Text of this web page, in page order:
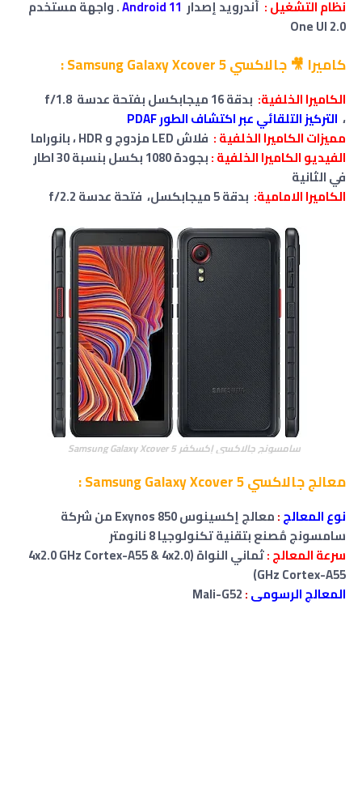
نظام التشغيل : أندرويد إصدار Android 11. واجهة مستخدم
One UI 2.0
كاميرا 🎥 جالاكسي Samsung Galaxy Xcover 5 :
الكاميرا الخلفية:
بدقة 16 ميجابكسل بفتحة عدسة f/1.8
، التركيز التلقائي عبر اكتشاف الطور PDAF
مميزات الكاميرا الخلفية : فلاش LED مزدوج و HDR ، بانوراما
الفيديو الكاميرا الخلفية :
بجودة 1080 بكسل بنسبة 30 اطار
في الثانية
الكاميرا الامامية: بدقة 5 ميجابكسل، فتحة عدسة f/2.2
سامسونج جالاكسي إكسكفر Samsung Galaxy Xcover 5
معالج جالاكسي Samsung Galaxy Xcover 5 :
نوع المعالج:
معالج إكسينوس Exynos 850 من شركة
سامسونج مُصنع بتقنية تكنولوجيا 8 نانومتر
سرعة المعالج :
ثماني النواة (4x2.0 GHz Cortex-A55 & 4x2.0
GHz Cortex-A55)
المعالج الرسومى: